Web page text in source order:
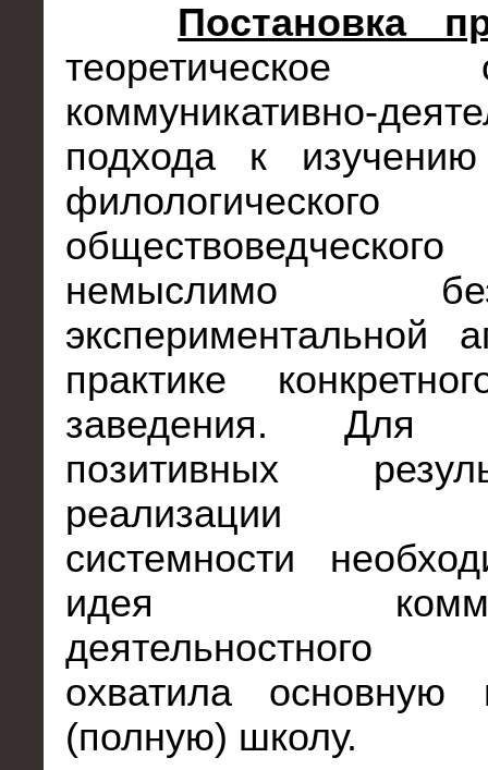
Постановка
теоретическое
коммуникативно-
подхода к
немыслимо
экспериментальной
практике
заведения. Для
позитивных
реализации
системности
идея
охватила
(полную) школу.